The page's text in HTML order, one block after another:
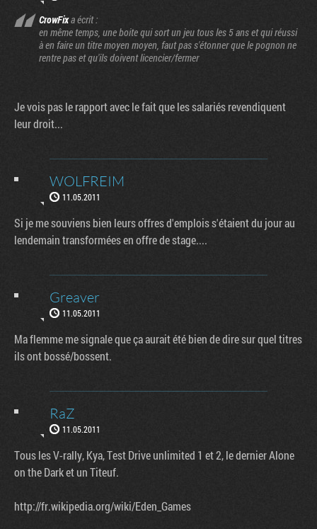
CrowFixa écrit :
en même temps, une boite qui sort un jeu tous les 5 ans et qui réussi
à en faire un titre moyen moyen, faut pas s'étonner que le pognon ne
rentre pas et qu'ils doivent licencier/fermer
Je vois pas le rapport avec le fait que les salariés revendiquent
leur droit...
WOLFREIM
11.05.2011
Si je me souviens bien leurs offres d'emplois s'étaient du jour au
lendemain transformées en offre de stage....
Greaver
11.05.2011
Ma flemme me signale que ça aurait été bien de dire sur quel titres
ils ont bossé/bossent.
RaZ
11.05.2011
Tous les V-rally, Kya, Test Drive unlimited 1 et 2, le dernier Alone
on the Dark et un Titeuf.
http://fr.wikipedia.org/wiki/Eden_Games